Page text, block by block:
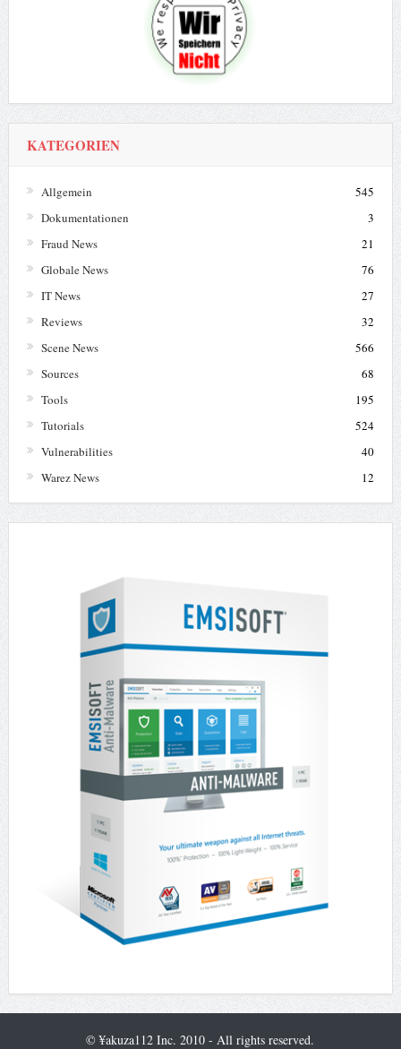
KATEGORIEN
Allgemein
545
Dokumentationen
3
Fraud News
21
Globale News
76
IT News
27
Reviews
32
Scene News
566
Sources
68
Tools
195
Tutorials
524
Vulnerabilities
40
Warez News
12
© ¥akuza112 Inc. 2010 - All rights reserved.